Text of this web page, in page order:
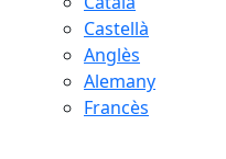
Castellà
Anglès
Alemany
Francès